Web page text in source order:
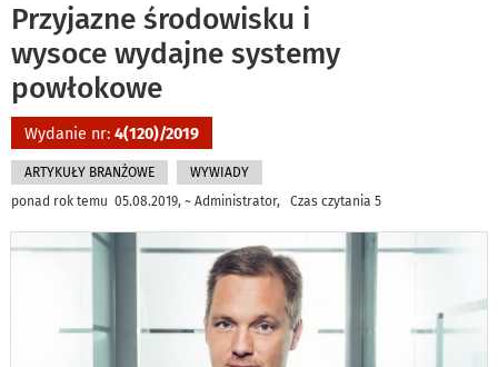
Przyjazne środowisku i
wysoce wydajne systemy
powłokowe
Wydanie nr: 4(120)/2019
ARTYKUŁY BRANŻOWE
WYWIADY
ponad rok temu 05.08.2019, ~ Administrator, Czas czytania 5